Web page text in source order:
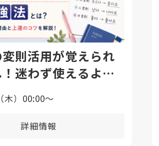
則活用が覚えられ
迷わず使えるよう
）00:00〜
詳細情報